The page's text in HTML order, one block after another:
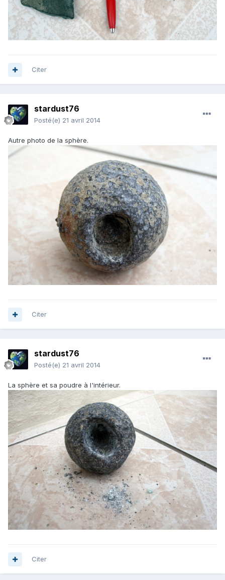
Citer
stardust76
Posté(e) 21 avril 2014
Autre photo de la sphère.
Citer
stardust76
Posté(e) 21 avril 2014
La sphère et sa poudre à l'intérieur.
Citer